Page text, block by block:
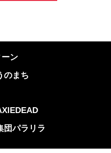
ン
のまち
団パラリラ